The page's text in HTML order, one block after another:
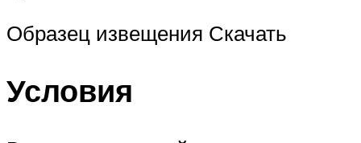
Образец извещения Скачать
Условия